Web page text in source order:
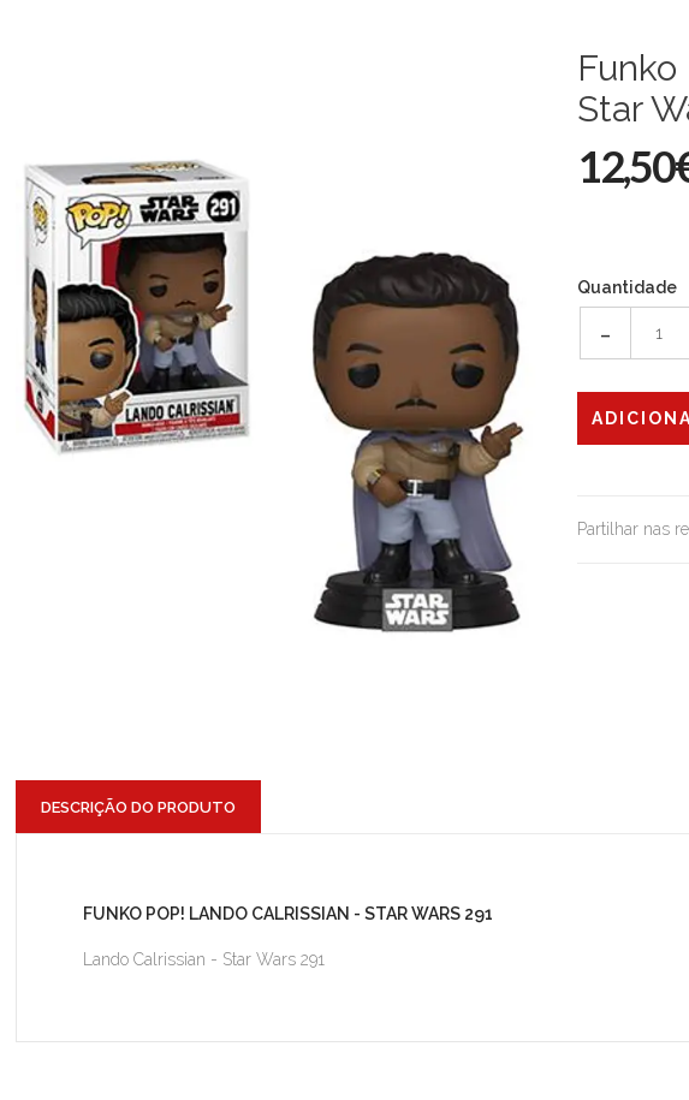
Star
Quantidade
-
Partilhar nas
DESCRIÇÃO DO PRODUTO
FUNKO POP! LANDO CALRISSIAN - STAR WARS 291
Lando Calrissian - Star Wars 291